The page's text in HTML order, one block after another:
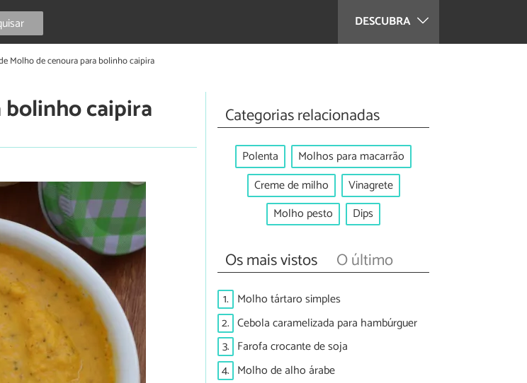
DESCUBRA
Molho de cenoura para bolinho caipira
bolinho caipira Categorias relacionadas
Polenta
Molhos para macarrão
Creme de milho
Vinagrete
Molho pesto
Dips
Os mais vistos O último
1. Molho tártaro simples
2. Cebola caramelizada para hambúrguer
3. Farofa crocante de soja
4. Molho de alho árabe